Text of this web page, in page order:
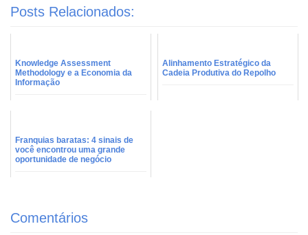
Posts Relacionados:
Knowledge Assessment
Methodology e a Economia da
Informação
Alinhamento Estratégico da
Cadeia Produtiva do Repolho
Franquias baratas: 4 sinais de
você encontrou uma grande
oportunidade de negócio
Comentários